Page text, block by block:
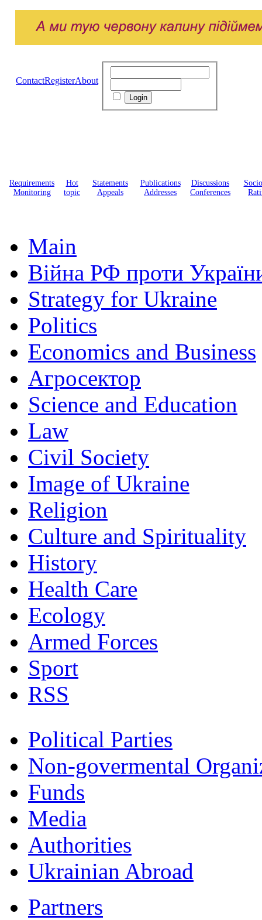
ContactRegisterAbout
Requirements
Monitoring
Hot
topic
Statements
Appeals
Publications
Addresses
Discussions
Conferences
Main
Війна РФ проти
Strategy for Ukraine
Politics
Economics and Business
Агросектор
Science and Education
Law
Civil Society
Image of Ukraine
Religion
Culture and Spirituality
History
Health Care
Ecology
Armed Forces
Sport
RSS
Political Parties
Non-govermental
Funds
Мedia
Authorities
Ukrainian Abroad
Partners